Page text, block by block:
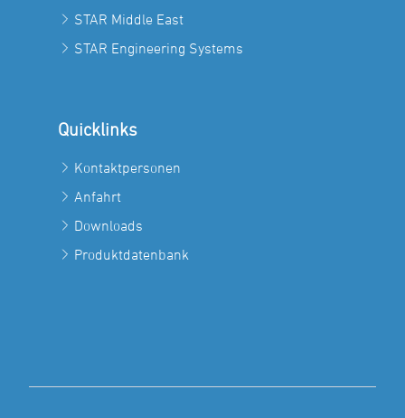
STAR Middle East
STAR Engineering Systems
Quicklinks
Kontaktpersonen
Anfahrt
Downloads
Produktdatenbank